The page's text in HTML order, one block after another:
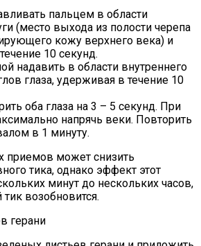
пальцем в области
(место выхода из полости черепа
кожу верхнего века) и
10 секунд.
надавить в области внутреннего
глаза, удерживая в течение 10
оба глаза на 3 – 5 секунд. При
напрячь веки. Повторить
в 1 минуту.
приемов может снизить
тика, однако эффект этот
минут до нескольких часов,
возобновится.
герани